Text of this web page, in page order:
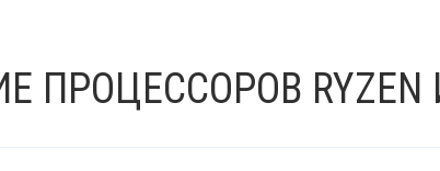
ПРОЦЕССОРОВ RYZEN